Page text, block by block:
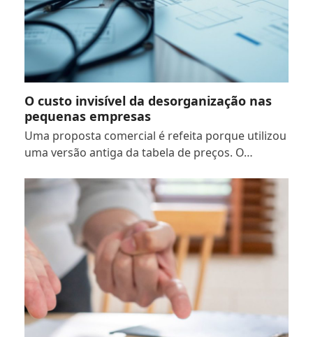
O custo invisível da desorganização nas
pequenas empresas
Uma proposta comercial é refeita porque utilizou
uma versão antiga da tabela de preços. O…